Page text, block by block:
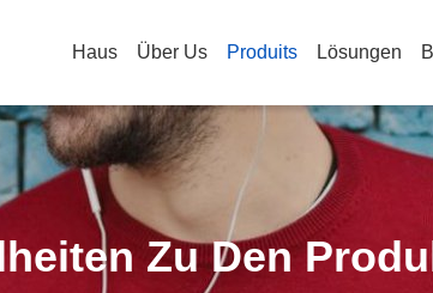
Haus Über Us Produits Lösungen
Zu Den